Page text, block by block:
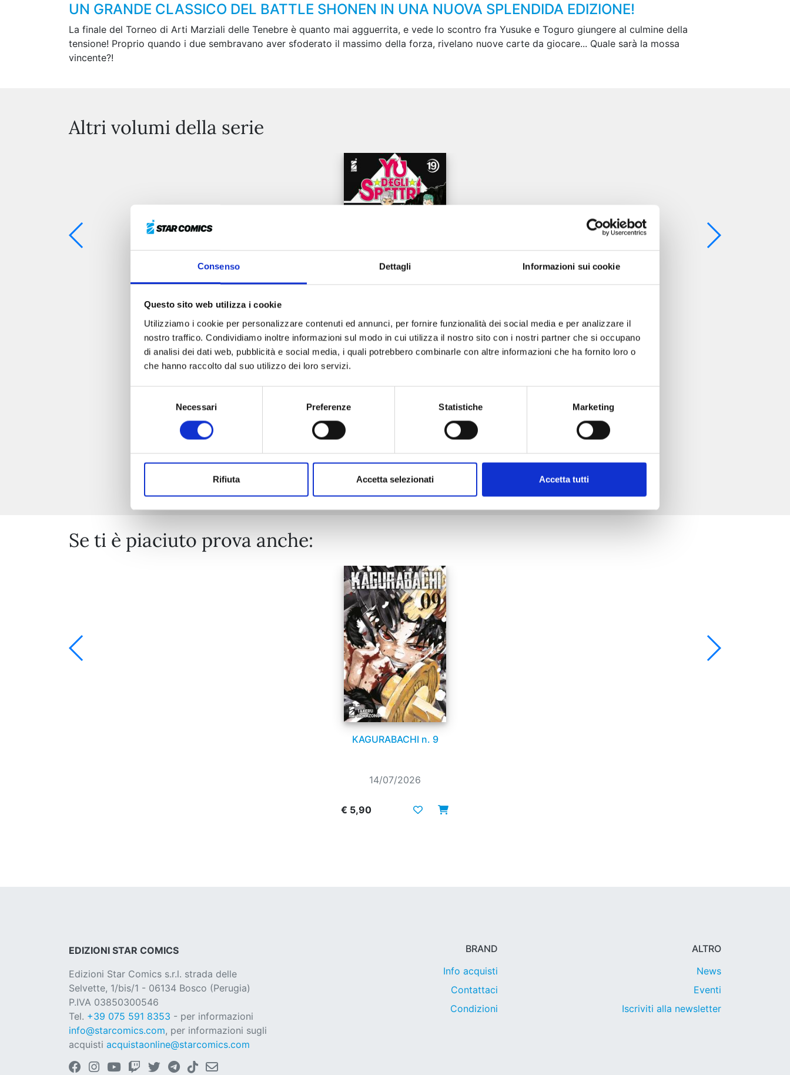
Consenso Dettagli Informazioni sui cookie
Questo sito web utilizza i cookie
Utilizziamo i cookie per personalizzare contenuti ed annunci, per fornire funzionalità dei social media e per analizzare il
nostro traffico. Condividiamo inoltre informazioni sul modo in cui utilizza il nostro sito con i nostri partner che si occupano
di analisi dei dati web, pubblicità e social media, i quali potrebbero combinarle con altre informazioni che ha fornito loro o
che hanno raccolto dal suo utilizzo dei loro servizi.
Necessari Preferenze Statistiche Marketing
Rifiuta Accetta selezionati Accetta tutti
UN GRANDE CLASSICO DEL BATTLE SHONEN IN UNA NUOVA SPLENDIDA EDIZIONE!
La finale del Torneo di Arti Marziali delle Tenebre è quanto mai agguerrita, e vede lo scontro fra Yusuke e Toguro giungere al culmine della
tensione! Proprio quando i due sembravano aver sfoderato il massimo della forza, rivelano nuove carte da giocare... Quale sarà la mossa
vincente?!
Altri volumi della serie
YU DEGLI SPETTRI NEW EDITION n. 19
Mostra tutto
Se ti è piaciuto prova anche:
KAGURABACHI n. 9
14/07/2026
€ 5,90
EDIZIONI STAR COMICS
Edizioni Star Comics s.r.l. strada delle
Selvette, 1/bis/1 - 06134 Bosco (Perugia)
P.IVA 03850300546
Tel. +39 075 591 8353 - per informazioni
info@starcomics.com, per informazioni sugli
acquisti acquistaonline@starcomics.com
BRAND
Info acquisti
Contattaci
Condizioni
ALTRO
News
Eventi
Iscriviti alla newsletter